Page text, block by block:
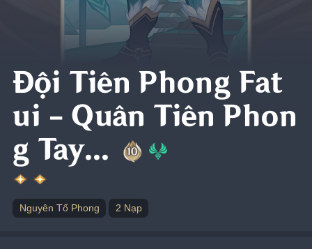
Đội Tiên Phong Fat
ui - Quân Tiên Phon
g Tay...
Nguyên Tố Phong 2 Nạp